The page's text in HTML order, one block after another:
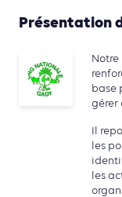
Présentation
base
gérer
Il
les
les